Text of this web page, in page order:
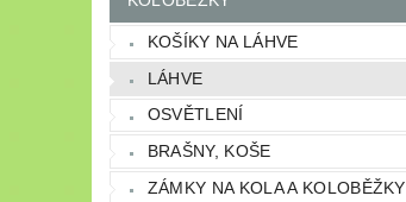
KOŠÍKY NA LÁHVE
LÁHVE
OSVĚTLENÍ
BRAŠNY, KOŠE
ZÁMKY NA KOLA A KOLOBĚŽKY